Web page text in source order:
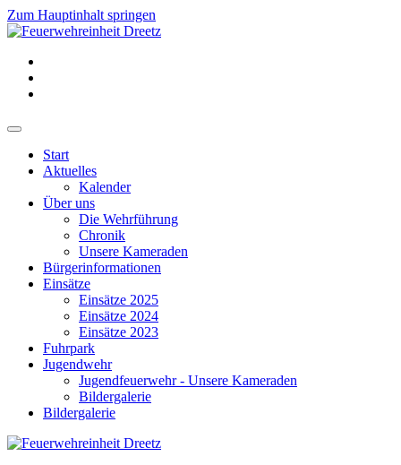
Zum Hauptinhalt springen
Start
Aktuelles
Kalender
Über uns
Die Wehrführung
Chronik
Unsere Kameraden
Bürgerinformationen
Einsätze
Einsätze 2025
Einsätze 2024
Einsätze 2023
Fuhrpark
Jugendwehr
Jugendfeuerwehr - Unsere Kameraden
Bildergalerie
Bildergalerie